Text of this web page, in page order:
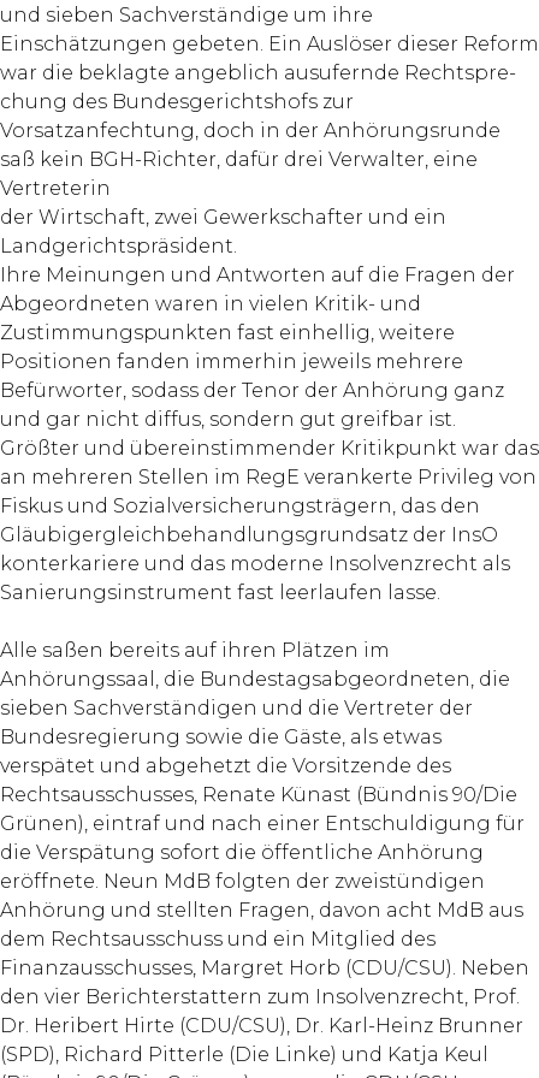
und sieben Sachverständige um ihre
Einschätzungen gebeten. Ein Auslöser dieser Reform
war die beklagte angeblich ausufernde Rechtspre­
chung des Bundesgerichtshofs zur
Vorsatzanfechtung, doch in der Anhörungsrunde
saß kein BGH-Richter, dafür drei Verwalter, eine
Vertreterin
der Wirtschaft, zwei Gewerkschafter und ein
Landgerichtspräsident.
Ihre Meinungen und Antworten auf die Fragen der
Abgeordneten waren in vielen Kritik- und
Zustimmungspunkten fast einhellig, weitere
Positionen fanden immerhin jeweils mehrere
Befürworter, sodass der Tenor der Anhörung ganz
und gar nicht diffus, sondern gut greifbar ist.
Größter und übereinstimmender Kritikpunkt war das
an mehreren Stellen im RegE verankerte Privileg von
Fiskus und Sozialversicherungsträgern, das den
Gläubigergleichbehandlungsgrundsatz der InsO
konterkariere und das moderne Insolvenzrecht als
Sanierungsinstrument fast leerlaufen lasse.
Alle saßen bereits auf ihren Plätzen im
Anhörungssaal, die Bundestagsabgeordneten, die
sieben Sachverständigen und die Vertreter der
Bundesregierung sowie die Gäste, als etwas
verspätet und abgehetzt die Vorsitzende des
Rechtsausschusses, Renate Künast (Bündnis 90/Die
Grünen), eintraf und nach einer Entschuldigung für
die Verspätung sofort die öffentliche Anhörung
eröffnete. Neun MdB folgten der zweistündigen
Anhörung und stellten Fragen, davon acht MdB aus
dem Rechtsausschuss und ein Mitglied des
Finanzausschusses, Margret Horb (CDU/CSU). Neben
den vier Berichterstattern zum Insolvenzrecht, Prof.
Dr. Heribert Hirte (CDU/CSU), Dr. Karl-Heinz Brunner
(SPD), Richard Pitterle (Die Linke) und Katja Keul